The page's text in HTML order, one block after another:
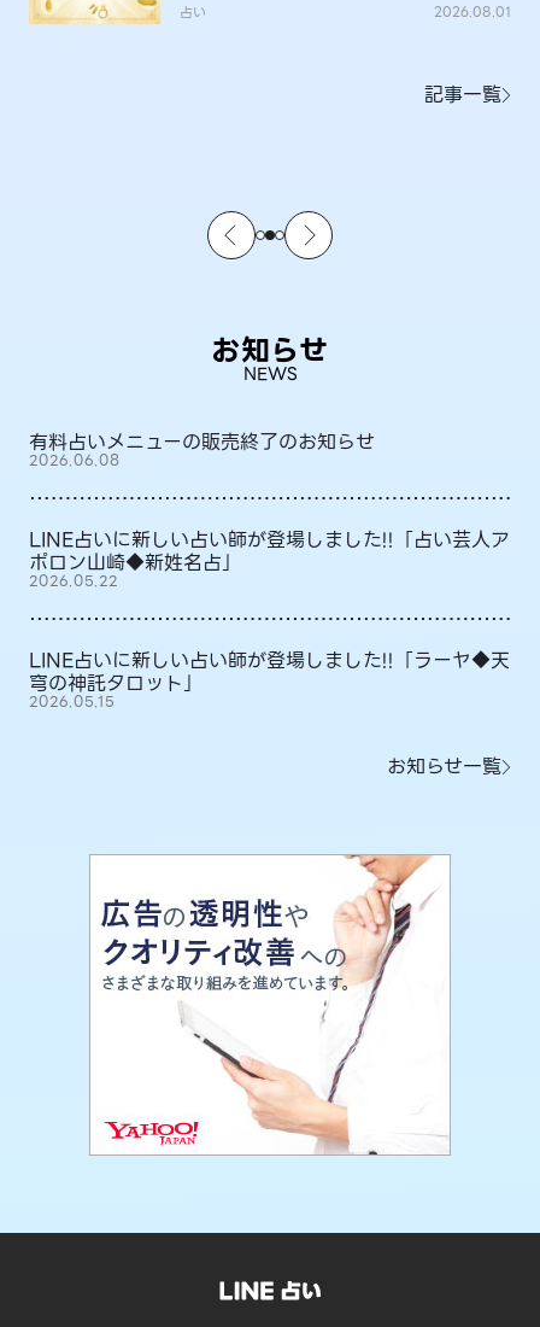
占い 2026.08.01
記事一覧
お知らせ
NEWS
有料占いメニューの販売終了のお知らせ
2026.06.08
LINE占いに新しい占い師が登場しました!!「占い芸人ア
ポロン山崎◆新姓名占」
2026.05.22
LINE占いに新しい占い師が登場しました!!「ラーヤ◆天
穹の神託タロット」
2026.05.15
お知らせ一覧